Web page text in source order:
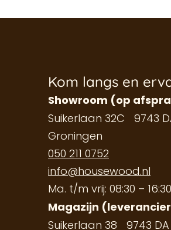
Kom langs en
Showroom (op
Suikerlaan 32C 9743
Groningen
050 211 0752
info@housewood.nl
Ma. t/m vrij: 08:30 –
Magazijn
Suikerlaan 38 9743